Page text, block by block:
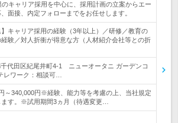
キャリア採用を中心に、採用計画の立案からエー
面接、内定フォローまでをお任せします。
】キャリア採用の経験（3年以上）／研修／教育の
験／対人折衝が得意な方（人材紹介会社等との折
代田区紀尾井町4-1 ニューオータニ ガーデンコ
レワーク：相談可…
～340,000円※経験、能力等を考慮の上、当社規定
ます。※試用期間3ヵ月（待遇変更…